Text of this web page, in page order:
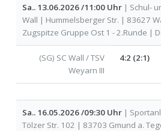
Sa.. 13.06.2026 /11:00 Uhr| Schul-
Wall | Hummelsberger Str. | 83627
Zugspitze Gruppe Ost 1 - 2.Runde |
(SG) SC Wall / TSV
Weyarn III
4:2 (2:1)
Sa.. 16.05.2026 /09:30 Uhr|
Tölzer Str. 102 | 83703 Gmund a.